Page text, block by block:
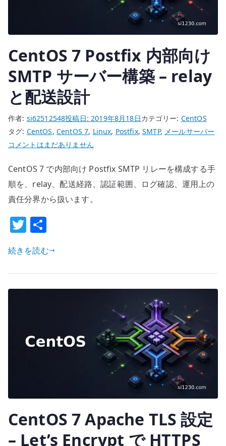
へ
の
CentOS 7 Postfix 内部向け
SMTP サーバー構築 – relay
と配送設計
作者: si62512548投稿日:2019年8月18日カテゴリー: CentOS
タグ: CentOS, CentOS 7, Linux, Postfix,SMTP, メールサーバー
CentOS
Postfix
内
部
け
SMTP
サ
バ
ー
へ
コメントはまだありません
CentOS 7 で内部向け Postfix SMTP リレーを構成する手
順を、relay、配送経路、認証範囲、ログ確認、運用上の
責任分界から扱います。
T
w
it
te
r
続きを読む
CentOS 7 Apache TLS 設定
– Let’s Encrypt で HTTPS